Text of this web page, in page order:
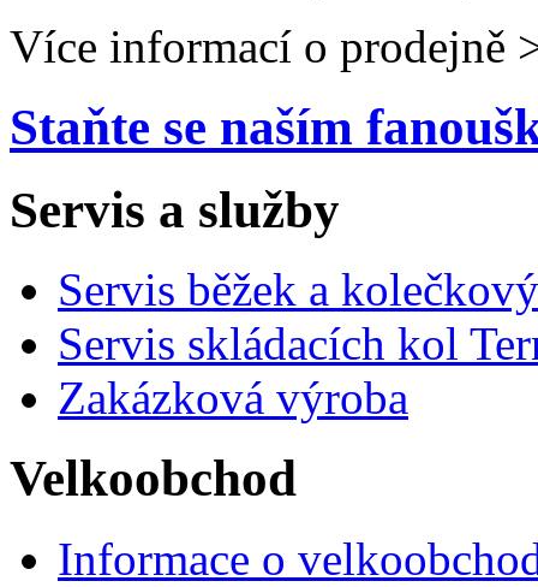
Více informací o prodejně
Staňte se naším
Servis a služby
Servis běžek a
Servis skládacích kol
Zakázková výroba
Velkoobchod
Informace o